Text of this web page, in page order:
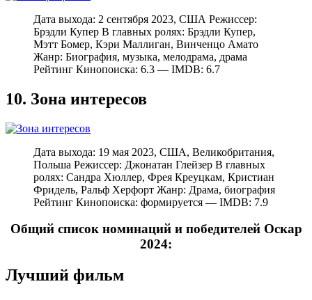
Дата выхода: 2 сентября 2023, США Режиссер:
Брэдли Купер В главных ролях: Брэдли Купер,
Мэтт Бомер, Кэри Маллиган, Винченцо Амато
Жанр: Биография, музыка, мелодрама, драма
Рейтинг Кинопоиска: 6.3 — IMDB: 6.7
10. Зона интересов
Дата выхода: 19 мая 2023, США, Великобритания,
Польша Режиссер: Джонатан Глейзер В главных
ролях: Сандра Хюллер, Фрея Креуцкам, Кристиан
Фридель, Ральф Херфорт Жанр: Драма, биография
Рейтинг Кинопоиска: формируется — IMDB: 7.9
Общий список номинаций и победителей Оскар
2024:
Лучший фильм